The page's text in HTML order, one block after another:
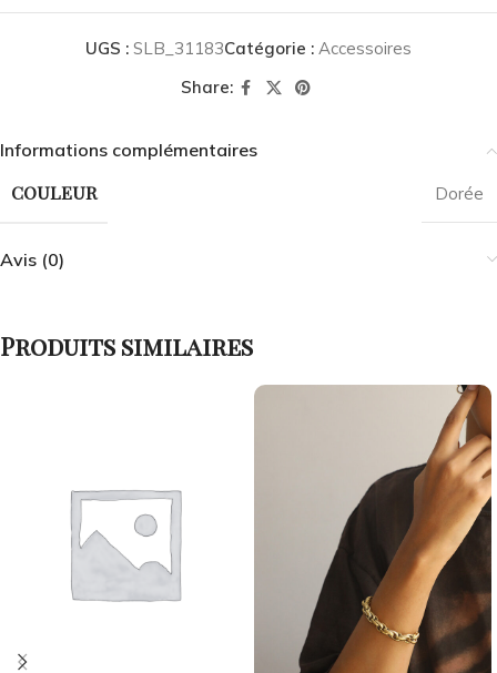
UGS : SLB_31183Catégorie : Accessoires
Share:
Informations complémentaires
COULEUR Dorée
Avis (0)
Produits similaires